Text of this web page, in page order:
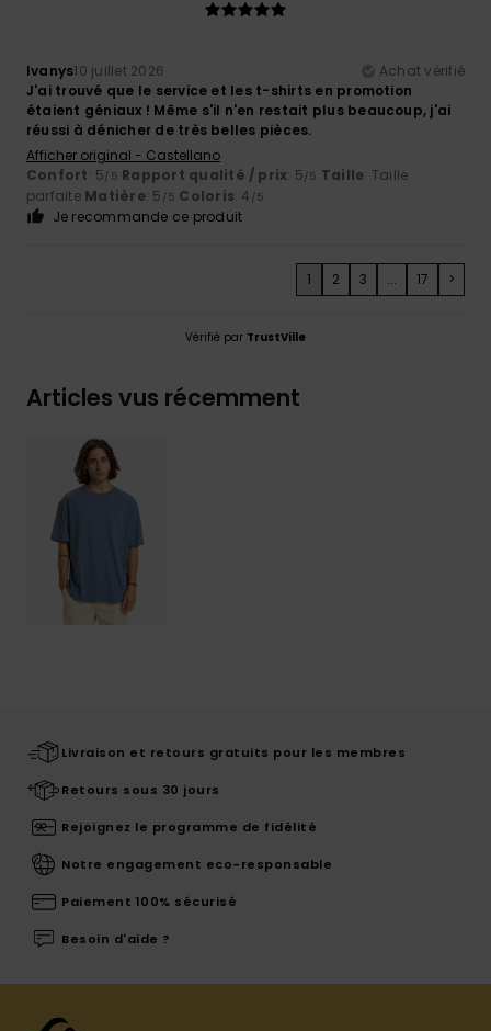
Ivanys10 juillet 2026
Achat vérifié
J'ai trouvé que le service et les t-shirts en promotion
étaient géniaux ! Même s'il n'en restait plus beaucoup, j'ai
réussi à dénicher de très belles pièces.
Afficher original - Castellano
Confort: 5/5 Rapport qualité / prix: 5/5 Taille: Taille
parfaite Matière: 5 /5 Coloris: 4 /5
Je recommande ce produit
1 2 3 ... 17 >
Vérifié par TrustVille
Articles vus récemment
Livraison et retours gratuits pour les membres
Retours sous 30 jours
Rejoignez le programme de fidélité
Notre engagement eco-responsable
Paiement 100% sécurisé
Besoin d'aide ?